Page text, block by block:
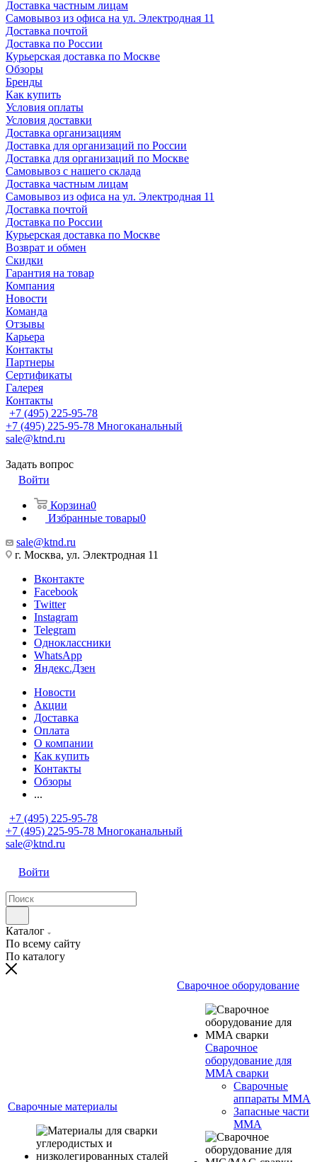
Доставка частным лицам
Самовывоз из офиса на ул. Электродная 11
Доставка почтой
Доставка по России
Курьерская доставка по Москве
Обзоры
Бренды
Как купить
Условия оплаты
Условия доставки
Доставка организациям
Доставка для организаций по России
Доставка для организаций по Москве
Самовывоз с нашего склада
Доставка частным лицам
Самовывоз из офиса на ул. Электродная 11
Доставка почтой
Доставка по России
Курьерская доставка по Москве
Возврат и обмен
Скидки
Гарантия на товар
Компания
Новости
Команда
Отзывы
Карьера
Контакты
Партнеры
Сертификаты
Галерея
Контакты
+7 (495) 225-95-78
+7 (495) 225-95-78 Многоканальный
sale@ktnd.ru
Задать вопрос
Войти
Корзина0
Избранные товары0
sale@ktnd.ru
г. Москва, ул. Электродная 11
Вконтакте
Facebook
Twitter
Instagram
Telegram
Одноклассники
WhatsApp
Яндекс.Дзен
Новости
Акции
Доставка
Оплата
О компании
Как купить
Контакты
Обзоры
...
+7 (495) 225-95-78
+7 (495) 225-95-78 Многоканальный
sale@ktnd.ru
Войти
Каталог
По всему сайту
По каталогу
Сварочные материалы
Сварочное оборудование
Сварочное
оборудование для
MMA сварки
Сварочные
аппараты MMA
Запасные части
MMA